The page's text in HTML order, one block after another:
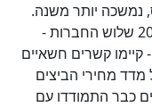
נמשכה יותר משנה.
לפי כתב התביעה, בין יוני 2022 למרץ 2025 שלוש החברות -
קיימו קשרים חשאיים
מדד מחירי הביצים
כבר התמודדו עם